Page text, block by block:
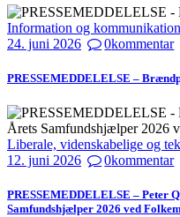
Information og kommunikation
24. juni 2026
0kommentar
PRESSEMEDDELELSE –
Liberale, videnskabelige og
12. juni 2026
0kommentar
PRESSEMEDDELELSE – Peter
Samfundshjælper 2026 ved